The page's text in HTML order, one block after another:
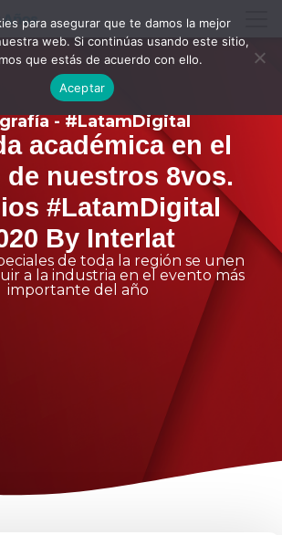
- #LatamDigital
académica en el
de nuestros 8vos.
#LatamDigital
By Interlat
de toda la región se unen
a la industria en el evento más
importante del año
para asegurar que te damos la mejor
web. Si continúas usando este sitio,
que estás de acuerdo con ello.
Aceptar